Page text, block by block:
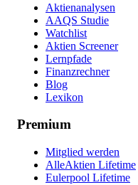
Aktienanalysen
AAQS Studie
Watchlist
Aktien Screener
Lernpfade
Finanzrechner
Blog
Lexikon
Premium
Mitglied werden
AlleAktien Lifetime
Eulerpool Lifetime